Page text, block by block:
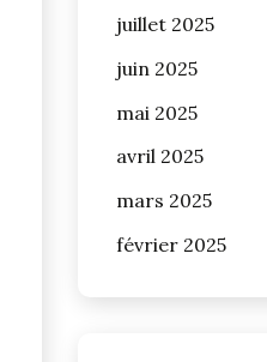
juillet 2025
juin 2025
mai 2025
avril 2025
mars 2025
février 2025